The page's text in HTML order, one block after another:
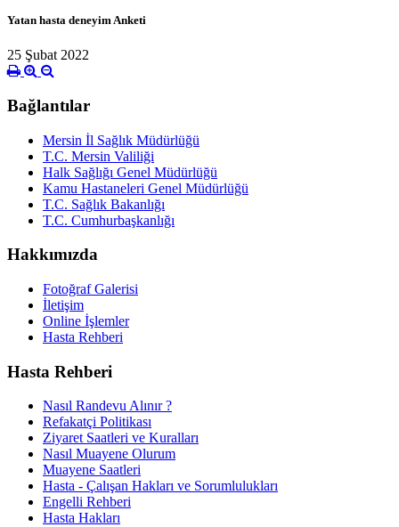
Yatan hasta deneyim Anketi
25 Şubat 2022
Bağlantılar
Mersin İl Sağlık Müdürlüğü
T.C. Mersin Valiliği
Halk Sağlığı Genel Müdürlüğü
Kamu Hastaneleri Genel Müdürlüğü
T.C. Sağlık Bakanlığı
T.C. Cumhurbaşkanlığı
Hakkımızda
Fotoğraf Galerisi
İletişim
Online İşlemler
Hasta Rehberi
Hasta Rehberi
Nasıl Randevu Alınır ?
Refakatçi Politikası
Ziyaret Saatleri ve Kuralları
Nasıl Muayene Olurum
Muayene Saatleri
Hasta - Çalışan Hakları ve Sorumlulukları
Engelli Rehberi
Hasta Hakları